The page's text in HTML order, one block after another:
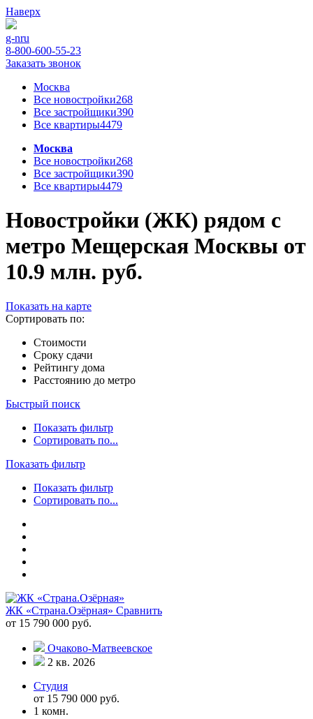
Наверх
g-nru
8-800-600-55-23
Заказать звонок
Москва
Все новостройки268
Все застройщики390
Все квартиры4479
Москва
Все новостройки268
Все застройщики390
Все квартиры4479
Новостройки (ЖК) рядом с
метро Мещерская Москвы от
10.9 млн. руб.
Показать на карте
Сортировать по:
Стоимости
Сроку сдачи
Рейтингу дома
Расстоянию до метро
Быстрый поиск
Показать фильтр
Сортировать по...
Показать фильтр
Показать фильтр
Сортировать по...
ЖК «Страна.Озёрная» Сравнить
от 15 790 000 руб.
Очаково-Матвеевское
2 кв. 2026
Студия
от 15 790 000 руб.
1 комн.